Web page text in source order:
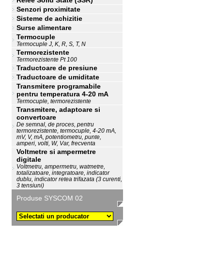
Senzori proximitate
Sisteme de achizitie
Surse alimentare
Termocuple
Termocuple J, K, R, S, T, N
Termorezistente
Termorezistente Pt 100
Traductoare de presiune
Traductoare de umiditate
Transmitere programabile
pentru temperatura 4-20 mA
Termocuple, termorezistente
Transmitere, adaptoare si
convertoare
De semnal, de proces, pentru
termorezistente, termocuple, 4-20 mA,
mV, V, mA, potentiometru, punte,
amperi, volti, W, Var, frecventa
Voltmetre si ampermetre
digitale
Voltmetru, ampermetru, watmetre,
totalizatoare, integratoare, indicator
dublu, indicator retea trifazata (3 curenti,
3 tensiuni)
Produse SYSCOM 02